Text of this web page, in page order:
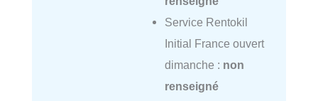
Service Rentokil
Initial France ouvert
dimanche : non
renseigné